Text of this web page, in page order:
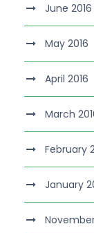
June 2016
May 2016
April 2016
March
February
January